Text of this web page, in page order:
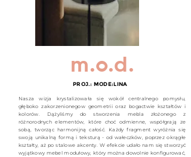
m.o.d.
PROJ.: MODE:LINA
Nasza wizja krystalizowała się wokół centralnego pomysłu,
głęboko zakorzenionegow geometrii oraz bogactwie kształtów i
kolorów. Dążyliśmy do stworzenia mebla złożonego z
różnorodnych elementów, które choć odmienne, współgrają ze
sobą, tworząc harmonijną całość. Każdy fragment wyróżnia się
swoją unikalną formą i teksturą - od wałeczków, poprzez okrągłe
kształty, aż po stalowe akcenty. W efekcie udało nam się stworzyć
wyjątkowy mebel modułowy, który można dowolnie konfigurować,